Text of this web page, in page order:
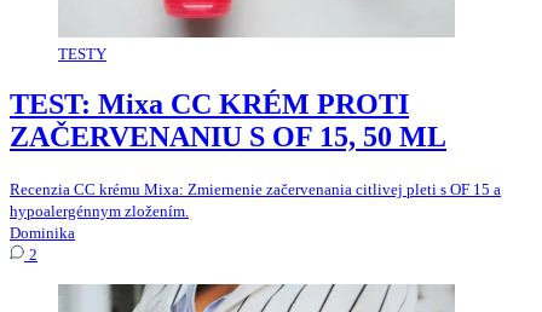
TESTY
TEST: Mixa CC KRÉM PROTI
ZAČERVENANIU S OF 15, 50 ML
Recenzia CC krému Mixa: Zmiernenie začervenania citlivej pleti s OF 15 a
hypoalergénnym zložením.
Dominika
2